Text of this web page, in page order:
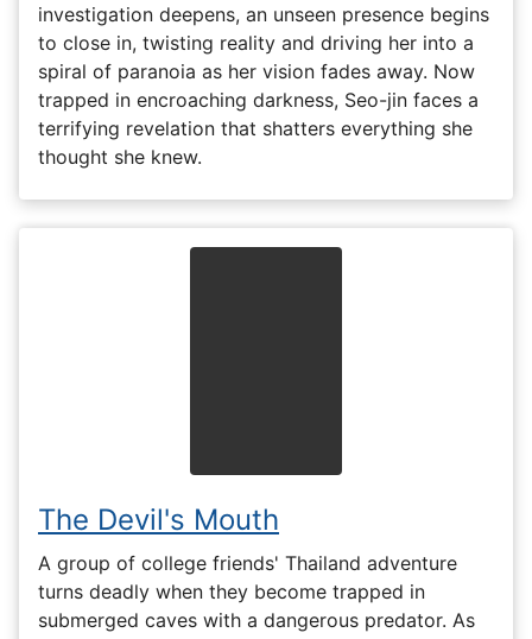
investigation deepens, an unseen presence begins
to close in, twisting reality and driving her into a
spiral of paranoia as her vision fades away. Now
trapped in encroaching darkness, Seo-jin faces a
terrifying revelation that shatters everything she
thought she knew.
The Devil's Mouth
A group of college friends' Thailand adventure
turns deadly when they become trapped in
submerged caves with a dangerous predator. As